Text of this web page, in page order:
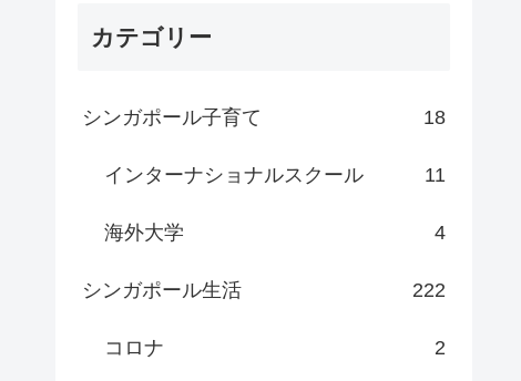
カテゴリー
シンガポール子育て 18
インターナショナルスクール 11
海外大学 4
シンガポール生活 222
コロナ 2